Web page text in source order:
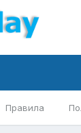
Правила